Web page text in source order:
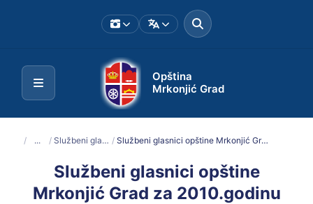
Opština
Mrkonjić Grad
/ ... / Službeni glasnici / Službeni glasnici opštine Mrkonjić Grad za 2010.godinu
Službeni glasnici opštine
Mrkonjić Grad za 2010.godinu